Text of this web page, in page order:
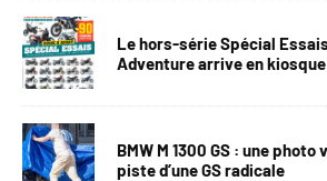
Le hors-série Spécial
Adventure arrive en
BMW M 1300 GS : une
piste d’une GS radicale